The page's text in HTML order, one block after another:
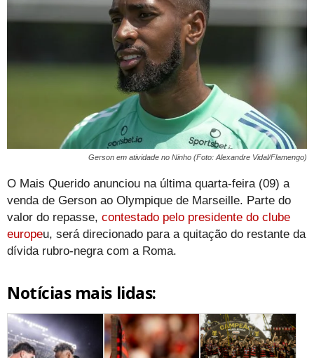
Gerson em atividade no Ninho (Foto: Alexandre Vidal/Flamengo)
O Mais Querido anunciou na última quarta-feira (09) a
venda de Gerson ao Olympique de Marseille. Parte do
valor do repasse, contestado pelo presidente do clube
europeu, será direcionado para a quitação do restante da
dívida rubro-negra com a Roma.
Notícias mais lidas: